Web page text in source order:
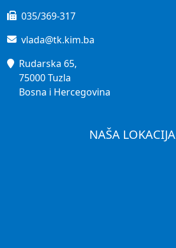
035/369-317
vlada@tk.kim.ba
Rudarska 65,
75000 Tuzla
Bosna i Hercegovina
NAŠA LOKACIJA